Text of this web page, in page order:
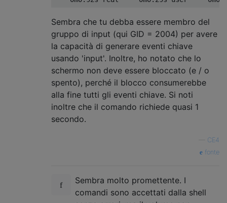
Sembra che tu debba essere membro del
gruppo di input (qui GID = 2004) per avere
la capacità di generare eventi chiave
usando 'input'. Inoltre, ho notato che lo
schermo non deve essere bloccato (e / o
spento), perché il blocco consumerebbe
alla fine tutti gli eventi chiave. Si noti
inoltre che il comando richiede quasi 1
secondo.
CE4
fonte
Sembra molto promettente. I
comandi sono accettati dalla shell